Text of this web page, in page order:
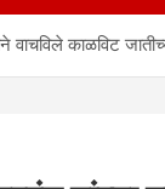
काळविट